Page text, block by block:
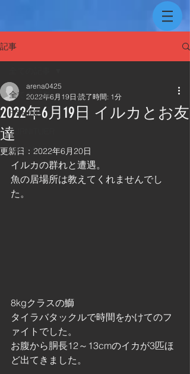
記事
全ての記事
FISHING
FURNITUER
ARENA
2022年6月19日 イルカとお友
達
arena0425
2022年6月19日 読了時間: 1分
更新日： 2022年6月20日
イルカの群れと遭遇。
魚の居場所は教えてくれませんでし
た。
8kgクラスの鰤
タイラバタックルで時間をかけてのフ
ァイトでした。
お腹から胴長12～13cmのイカが3匹ほ
ど出てきました。